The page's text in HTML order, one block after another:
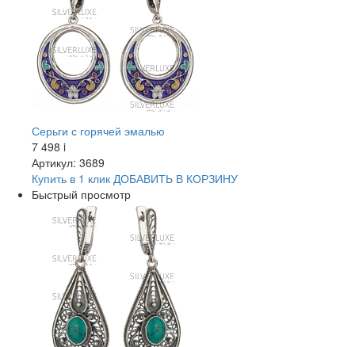
Серьги с горячей эмалью
7 498 i
Артикул: 3689
Купить в 1 клик ДОБАВИТЬ В КОРЗИНУ
Быстрый просмотр